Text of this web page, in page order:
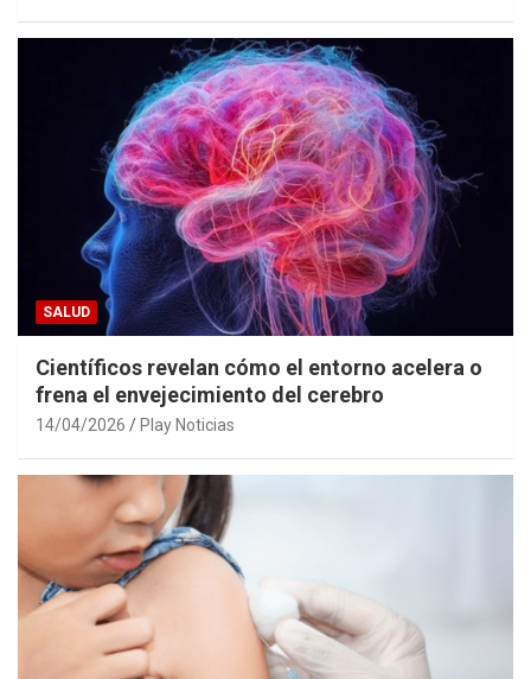
SALUD
Científicos revelan cómo el entorno acelera o
frena el envejecimiento del cerebro
14/04/2026 Play Noticias